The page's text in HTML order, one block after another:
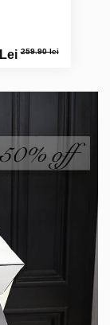
Lei259.90 lei